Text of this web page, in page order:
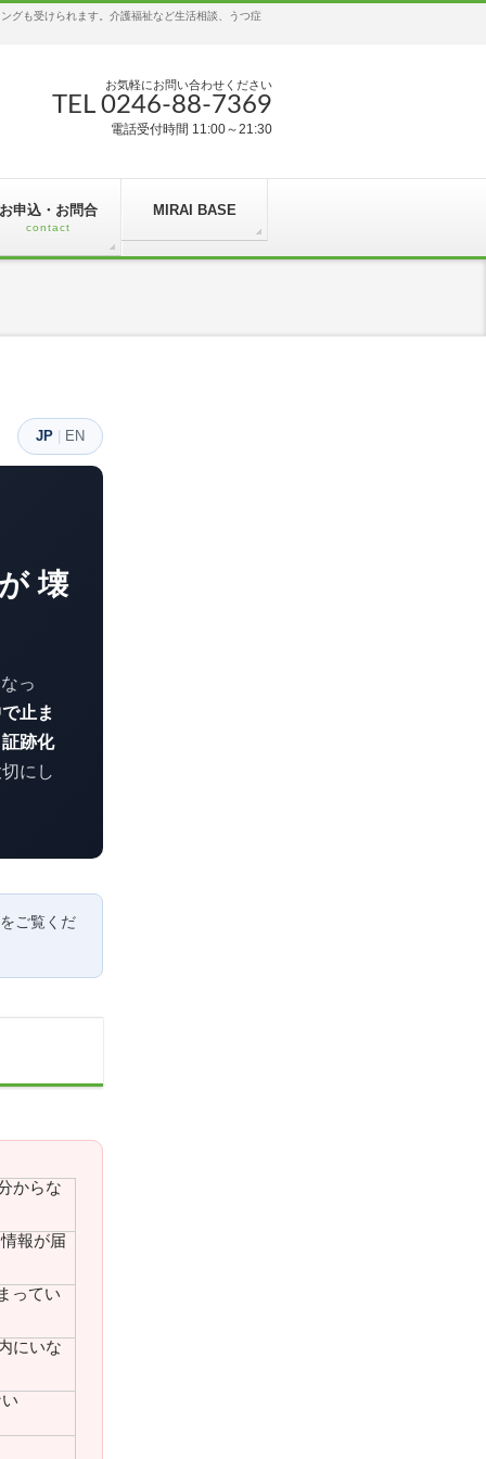
グも受けられます。介護福祉など生活相談、うつ症
お気軽にお問い合わせください
TEL 0246-88-7369
電話受付時間 11:00～21:30
申込・お問合
contact
MIRAI BASE
JP EN
壊
っ
止ま
跡化
にし
ご覧くだ
からな
報が届
ってい
にいな